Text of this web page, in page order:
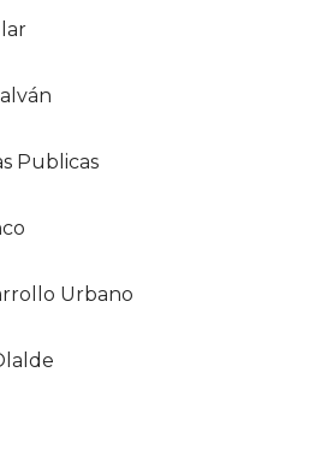
Publicas
Urbano